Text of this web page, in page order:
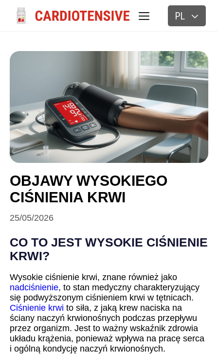
PL
OBJAWY WYSOKIEGO
CIŚNIENIA KRWI
25/05/2026
CO TO JEST WYSOKIE CIŚNIENIE
KRWI?
Wysokie ciśnienie krwi, znane również jako
nadciśnienie, to stan medyczny charakteryzujący
się podwyższonym ciśnieniem krwi w tętnicach.
Ciśnienie krwi to siła, z jaką krew naciska na
ściany naczyń krwionośnych podczas przepływu
przez organizm. Jest to ważny wskaźnik zdrowia
układu krążenia, ponieważ wpływa na pracę serca
i ogólną kondycję naczyń krwionośnych.